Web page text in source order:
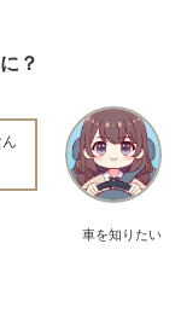
？
車を知りたい